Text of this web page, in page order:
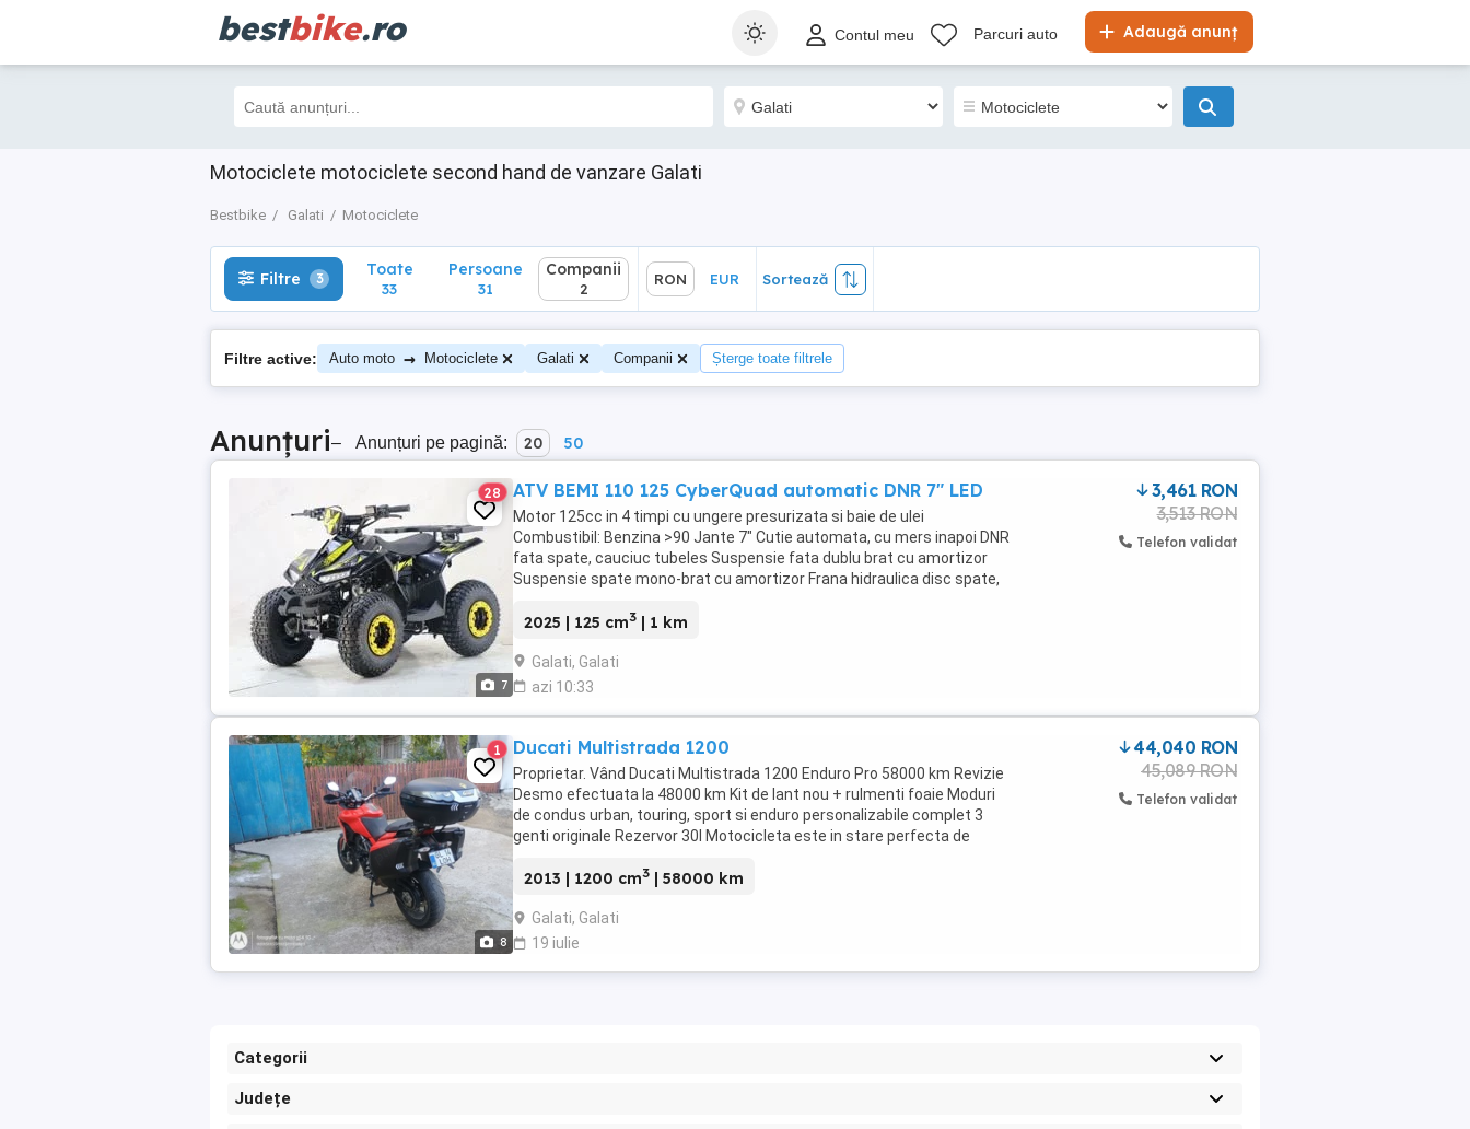
bestbike.ro Adaugă anunț
Contul meu Parcuri auto
Motociclete motociclete second hand de vanzare Galati
Bestbike Galati Motociclete
Filtre 3 Toate
33
Sortează
Filtre 3 Toate
33
Persoane
31
Companii
2
RON EUR Sortează
Filtre active: Auto moto → Motociclete Galati Companii Șterge toate filtrele
Anunțuri– Anunțuri pe pagină: 20 50
7
28 ATV BEMI 110 125 CyberQuad automatic DNR 7" LED
Motor 125cc in 4 timpi cu ungere presurizata si baie de ulei
Combustibil: Benzina >90 Jante 7" Cutie automata, cu mers inapoi DNR
fata spate, cauciuc tubeles Suspensie fata dublu brat cu amortizor
Suspensie spate mono-brat cu amortizor Frana hidraulica disc spate,
2025 | 125 cm3 | 1 km
Galati, Galati
azi 10:33
3,461 RON
3,513 RON
Telefon validat
8
1 Ducati Multistrada 1200
Proprietar. Vând Ducati Multistrada 1200 Enduro Pro 58000 km Revizie
Desmo efectuata la 48000 km Kit de lant nou + rulmenti foaie Moduri
de condus urban, touring, sport si enduro personalizabile complet 3
genti originale Rezervor 30l Motocicleta este in stare perfecta de
2013 | 1200 cm3 | 58000 km
Galati, Galati
19 iulie
44,040 RON
45,089 RON
Telefon validat
Categorii
Județe